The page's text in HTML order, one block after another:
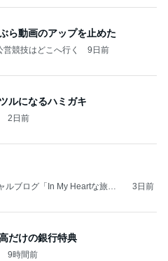
ら動画のアップを止めた
競技はどこへ行く 9日前
ルになるハミガキ
2日前
ルブログ「In My Heartな旅日
3日前
だけの銀行特典
9時間前